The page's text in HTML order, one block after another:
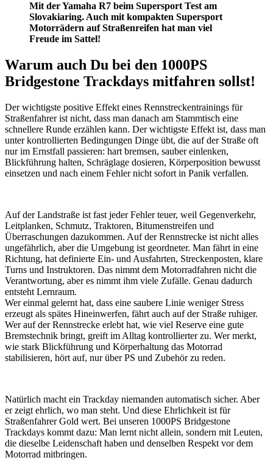
Mit der Yamaha R7 beim Supersport Test am
Slovakiaring. Auch mit kompakten Supersport
Motorrädern auf Straßenreifen hat man viel
Freude im Sattel!
Warum auch Du bei den 1000PS
Bridgestone Trackdays mitfahren sollst!
Der wichtigste positive Effekt eines Rennstreckentrainings für
Straßenfahrer ist nicht, dass man danach am Stammtisch eine
schnellere Runde erzählen kann. Der wichtigste Effekt ist, dass man
unter kontrollierten Bedingungen Dinge übt, die auf der Straße oft
nur im Ernstfall passieren: hart bremsen, sauber einlenken,
Blickführung halten, Schräglage dosieren, Körperposition bewusst
einsetzen und nach einem Fehler nicht sofort in Panik verfallen.
Auf der Landstraße ist fast jeder Fehler teuer, weil Gegenverkehr,
Leitplanken, Schmutz, Traktoren, Bitumenstreifen und
Überraschungen dazukommen. Auf der Rennstrecke ist nicht alles
ungefährlich, aber die Umgebung ist geordneter. Man fährt in eine
Richtung, hat definierte Ein- und Ausfahrten, Streckenposten, klare
Turns und Instruktoren. Das nimmt dem Motorradfahren nicht die
Verantwortung, aber es nimmt ihm viele Zufälle. Genau dadurch
entsteht Lernraum.
Wer einmal gelernt hat, dass eine saubere Linie weniger Stress
erzeugt als spätes Hineinwerfen, fährt auch auf der Straße ruhiger.
Wer auf der Rennstrecke erlebt hat, wie viel Reserve eine gute
Bremstechnik bringt, greift im Alltag kontrollierter zu. Wer merkt,
wie stark Blickführung und Körperhaltung das Motorrad
stabilisieren, hört auf, nur über PS und Zubehör zu reden.
Natürlich macht ein Trackday niemanden automatisch sicher. Aber
er zeigt ehrlich, wo man steht. Und diese Ehrlichkeit ist für
Straßenfahrer Gold wert. Bei unseren 1000PS Bridgestone
Trackdays kommt dazu: Man lernt nicht allein, sondern mit Leuten,
die dieselbe Leidenschaft haben und denselben Respekt vor dem
Motorrad mitbringen.